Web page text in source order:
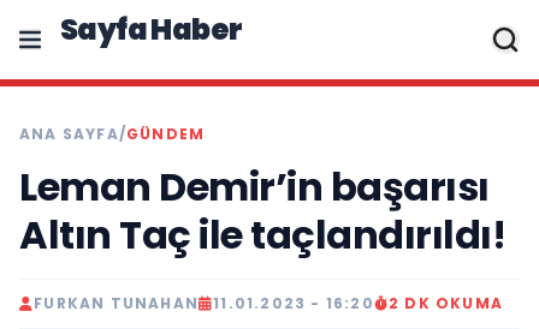
Sayfa Haber
ANA SAYFA/GÜNDEM
Leman Demir’in başarısı
Altın Taç ile taçlandırıldı!
FURKAN TUNAHAN 11.01.2023 - 16:20 2 DK OKUMA